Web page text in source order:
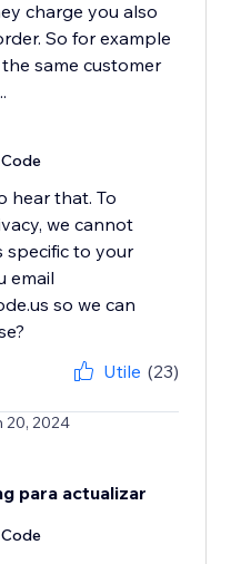
charge you also
So for example
same customer
hear that. To
we cannot
specific to your
email
so we can
Utile (23)
20, 2024
para actualizar